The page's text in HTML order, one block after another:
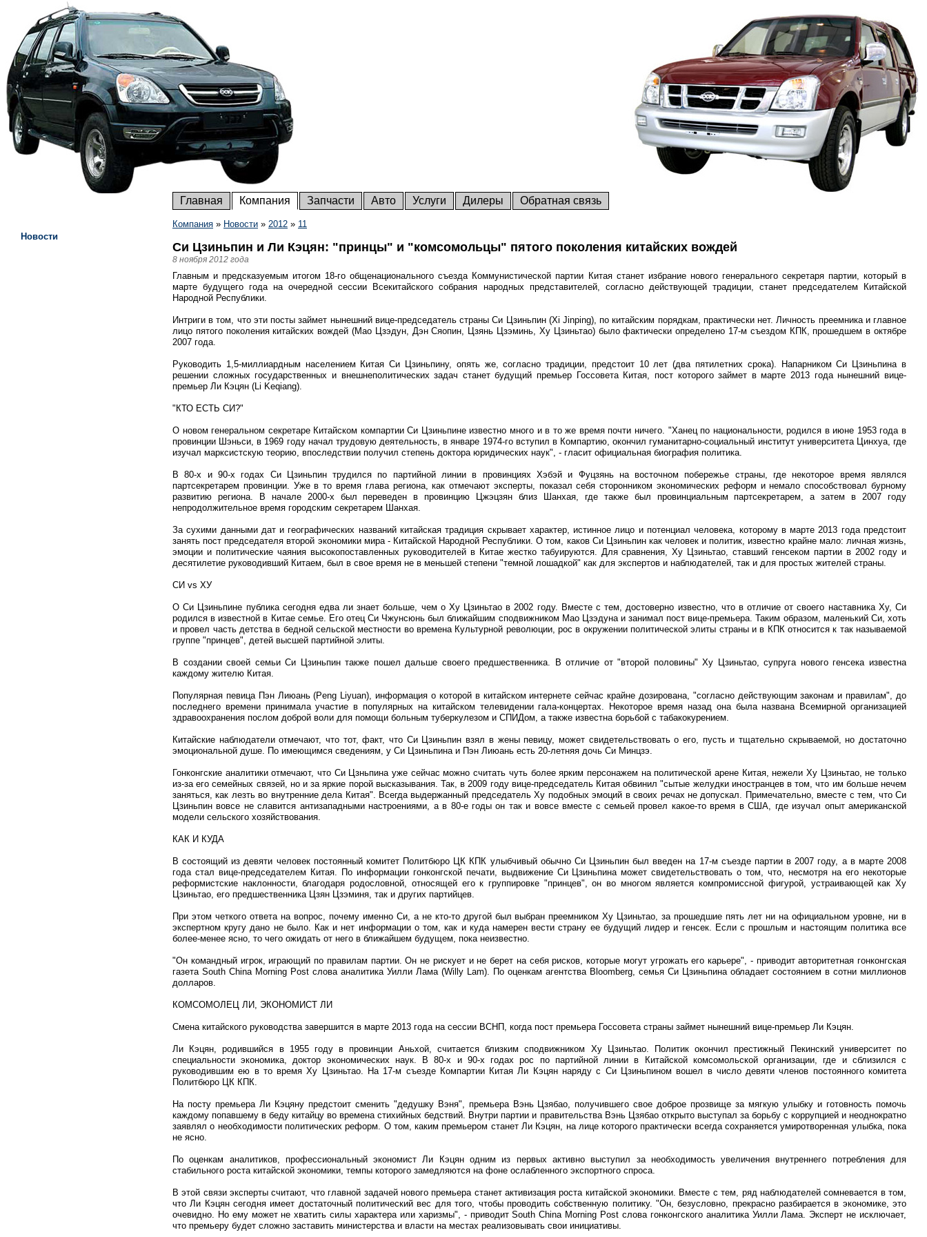
Главная Компания Запчасти Авто Услуги Дилеры Обратная связь
Компания » Новости » 2012 » 11
Си Цзиньпин и Ли Кэцян: "принцы" и "комсомольцы" пятого поколения китайских вождей
8 ноября 2012 года
Главным и предсказуемым итогом 18-го общенационального съезда Коммунистической партии Китая станет избрание нового генерального секретаря партии, который в
марте будущего года на очередной сессии Всекитайского собрания народных представителей, согласно действующей традиции, станет председателем Китайской
Народной Республики.
Интриги в том, что эти посты займет нынешний вице-председатель страны Си Цзиньпин (Xi Jinping), по китайским порядкам, практически нет. Личность преемника и главное
лицо пятого поколения китайских вождей (Мао Цзэдун, Дэн Сяопин, Цзянь Цзэминь, Ху Цзиньтао) было фактически определено 17-м съездом КПК, прошедшем в октябре
2007 года.
Руководить 1,5-миллиардным населением Китая Си Цзиньпину, опять же, согласно традиции, предстоит 10 лет (два пятилетних срока). Напарником Си Цзиньпина в
решении сложных государственных и внешнеполитических задач станет будущий премьер Госсовета Китая, пост которого займет в марте 2013 года нынешний вице-
премьер Ли Кэцян (Li Keqiang).
"КТО ЕСТЬ СИ?"
О новом генеральном секретаре Китайском компартии Си Цзиньпине известно много и в то же время почти ничего. "Ханец по национальности, родился в июне 1953 года в
провинции Шэньси, в 1969 году начал трудовую деятельность, в январе 1974-го вступил в Компартию, окончил гуманитарно-социальный институт университета Цинхуа, где
изучал марксистскую теорию, впоследствии получил степень доктора юридических наук", - гласит официальная биография политика.
В 80-х и 90-х годах Си Цзиньпин трудился по партийной линии в провинциях Хэбэй и Фуцзянь на восточном побережье страны, где некоторое время являлся
партсекретарем провинции. Уже в то время глава региона, как отмечают эксперты, показал себя сторонником экономических реформ и немало способствовал бурному
развитию региона. В начале 2000-х был переведен в провинцию Цжэцзян близ Шанхая, где также был провинциальным партсекретарем, а затем в 2007 году
непродолжительное время городским секретарем Шанхая.
За сухими данными дат и географических названий китайская традиция скрывает характер, истинное лицо и потенциал человека, которому в марте 2013 года предстоит
занять пост председателя второй экономики мира - Китайской Народной Республики. О том, каков Си Цзиньпин как человек и политик, известно крайне мало: личная жизнь,
эмоции и политические чаяния высокопоставленных руководителей в Китае жестко табуируются. Для сравнения, Ху Цзиньтао, ставший генсеком партии в 2002 году и
десятилетие руководивший Китаем, был в свое время не в меньшей степени "темной лошадкой" как для экспертов и наблюдателей, так и для простых жителей страны.
СИ vs ХУ
О Си Цзиньпине публика сегодня едва ли знает больше, чем о Ху Цзиньтао в 2002 году. Вместе с тем, достоверно известно, что в отличие от своего наставника Ху, Си
родился в известной в Китае семье. Его отец Си Чжунсюнь был ближайшим сподвижником Мао Цзэдуна и занимал пост вице-премьера. Таким образом, маленький Си, хоть
и провел часть детства в бедной сельской местности во времена Культурной революции, рос в окружении политической элиты страны и в КПК относится к так называемой
группе "принцев", детей высшей партийной элиты.
В создании своей семьи Си Цзиньпин также пошел дальше своего предшественника. В отличие от "второй половины" Ху Цзиньтао, супруга нового генсека известна
каждому жителю Китая.
Популярная певица Пэн Лиюань (Peng Liyuan), информация о которой в китайском интернете сейчас крайне дозирована, "согласно действующим законам и правилам", до
последнего времени принимала участие в популярных на китайском телевидении гала-концертах. Некоторое время назад она была названа Всемирной организацией
здравоохранения послом доброй воли для помощи больным туберкулезом и СПИДом, а также известна борьбой с табакокурением.
Китайские наблюдатели отмечают, что тот, факт, что Си Цзиньпин взял в жены певицу, может свидетельствовать о его, пусть и тщательно скрываемой, но достаточно
эмоциональной душе. По имеющимся сведениям, у Си Цзиньпина и Пэн Лиюань есть 20-летняя дочь Си Минцзэ.
Гонконгские аналитики отмечают, что Си Цзньпина уже сейчас можно считать чуть более ярким персонажем на политической арене Китая, нежели Ху Цзиньтао, не только
из-за его семейных связей, но и за яркие порой высказывания. Так, в 2009 году вице-председатель Китая обвинил "сытые желудки иностранцев в том, что им больше нечем
заняться, как лезть во внутренние дела Китая". Всегда выдержанный председатель Ху подобных эмоций в своих речах не допускал. Примечательно, вместе с тем, что Си
Цзиньпин вовсе не славится антизападными настроениями, а в 80-е годы он так и вовсе вместе с семьей провел какое-то время в США, где изучал опыт американской
модели сельского хозяйствования.
КАК И КУДА
В состоящий из девяти человек постоянный комитет Политбюро ЦК КПК улыбчивый обычно Си Цзиньпин был введен на 17-м съезде партии в 2007 году, а в марте 2008
года стал вице-председателем Китая. По информации гонконгской печати, выдвижение Си Цзиньпина может свидетельствовать о том, что, несмотря на его некоторые
реформистские наклонности, благодаря родословной, относящей его к группировке "принцев", он во многом является компромиссной фигурой, устраивающей как Ху
Цзиньтао, его предшественника Цзян Цзэминя, так и других партийцев.
При этом четкого ответа на вопрос, почему именно Си, а не кто-то другой был выбран преемником Ху Цзиньтао, за прошедшие пять лет ни на официальном уровне, ни в
экспертном кругу дано не было. Как и нет информации о том, как и куда намерен вести страну ее будущий лидер и генсек. Если с прошлым и настоящим политика все
более-менее ясно, то чего ожидать от него в ближайшем будущем, пока неизвестно.
"Он командный игрок, играющий по правилам партии. Он не рискует и не берет на себя рисков, которые могут угрожать его карьере", - приводит авторитетная гонконгская
газета South China Morning Post слова аналитика Уилли Лама (Willy Lam). По оценкам агентства Bloomberg, семья Си Цзиньпина обладает состоянием в сотни миллионов
долларов.
КОМСОМОЛЕЦ ЛИ, ЭКОНОМИСТ ЛИ
Смена китайского руководства завершится в марте 2013 года на сессии ВСНП, когда пост премьера Госсовета страны займет нынешний вице-премьер Ли Кэцян.
Ли Кэцян, родившийся в 1955 году в провинции Аньхой, считается близким сподвижником Ху Цзиньтао. Политик окончил престижный Пекинский университет по
специальности экономика, доктор экономических наук. В 80-х и 90-х годах рос по партийной линии в Китайской комсомольской организации, где и сблизился с
руководившим ею в то время Ху Цзиньтао. На 17-м съезде Компартии Китая Ли Кэцян наряду с Си Цзиньпином вошел в число девяти членов постоянного комитета
Политбюро ЦК КПК.
На посту премьера Ли Кэцяну предстоит сменить "дедушку Вэня", премьера Вэнь Цзябао, получившего свое доброе прозвище за мягкую улыбку и готовность помочь
каждому попавшему в беду китайцу во времена стихийных бедствий. Внутри партии и правительства Вэнь Цзябао открыто выступал за борьбу с коррупцией и неоднократно
заявлял о необходимости политических реформ. О том, каким премьером станет Ли Кэцян, на лице которого практически всегда сохраняется умиротворенная улыбка, пока
не ясно.
По оценкам аналитиков, профессиональный экономист Ли Кэцян одним из первых активно выступил за необходимость увеличения внутреннего потребления для
стабильного роста китайской экономики, темпы которого замедляются на фоне ослабленного экспортного спроса.
В этой связи эксперты считают, что главной задачей нового премьера станет активизация роста китайской экономики. Вместе с тем, ряд наблюдателей сомневается в том,
что Ли Кэцян сегодня имеет достаточный политический вес для того, чтобы проводить собственную политику. "Он, безусловно, прекрасно разбирается в экономике, это
очевидно. Но ему может не хватить силы характера или харизмы", - приводит South China Morning Post слова гонконгского аналитика Уилли Лама. Эксперт не исключает,
что премьеру будет сложно заставить министерства и власти на местах реализовывать свои инициативы.
Новости